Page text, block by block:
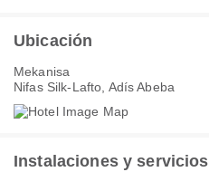
Ubicación
Mekanisa
Nifas Silk-Lafto, Adís Abeba
Instalaciones y servicios